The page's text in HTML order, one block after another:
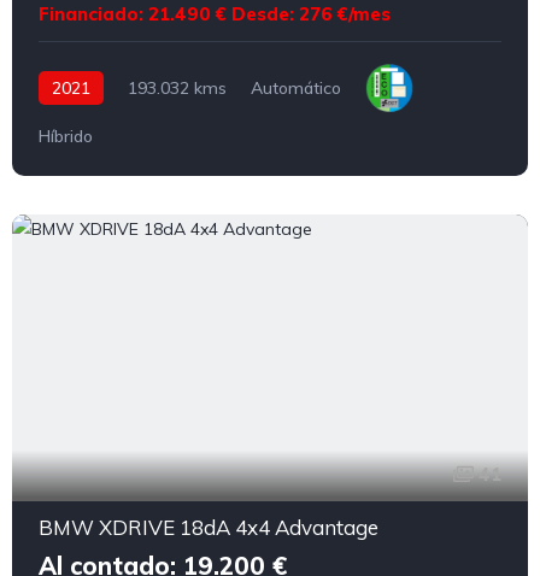
Financiado: 21.490 € Desde: 276 €/mes
2021 193.032 kms Automático
Híbrido
41
BMW XDRIVE 18dA 4x4 Advantage
Al contado: 19.200 €